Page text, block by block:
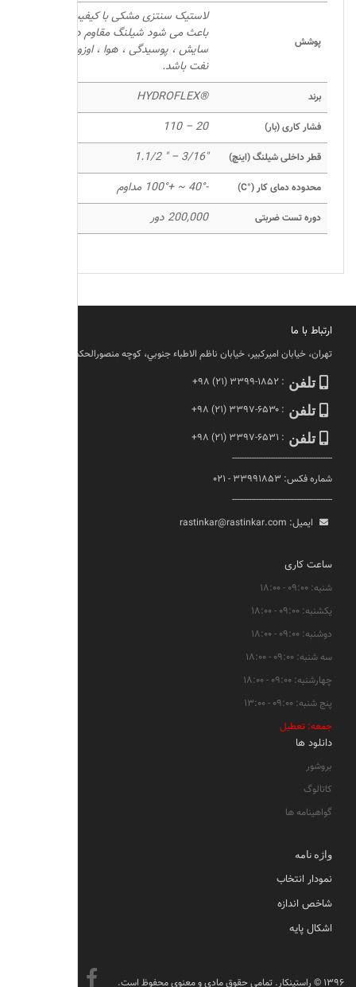
پوشش
لاستیک سنتزی مشکی با کیفیت بالا که
باعث می شود شیلنگ مقاوم در برابر
سایش ، پوسیدگی ، هوا ، اوزون ، برش و
نفت باشد.
برند ®HYDROFLEX
فشار کاری (بار) 20 – 110
قطر داخلی شیلنگ (اینچ) "3/16 – " 1.1/2
محدوده دمای کار (°C) -40° ~ +100° مداوم
دوره تست ضربتی 200,000 دور
ارتباط با ما
تهران، خيابان اميركبير، خيابان ناظم الاطباء جنوبي، كوچه منصورالحكما، پلاك ١١
تلفن : +۹۸ (۲۱) ۳۳۹۹-۱۸۵۲
تلفن : +۹۸ (۲۱) ۳۳۹۷-۶۵۳۰
تلفن : +۹۸ (۲۱) ۳۳۹۷-۶۵۳۱
------------------------------------------
شماره فکس: ۳۳۹۹۱۸۵۳ - ۰۲۱
------------------------------------------
ایمیل: rastinkar@rastinkar.com
ساعت کاری
شنبه: ۰۹:۰۰ - ۱۸:۰۰
یکشنبه: ۰۹:۰۰ - ۱۸:۰۰
دوشنبه: ۰۹:۰۰ - ۱۸:۰۰
سه شنبه: ۰۹:۰۰ - ۱۸:۰۰
چهارشنبه: ۰۹:۰۰ - ۱۸:۰۰
پنج شنبه: ۰۹:۰۰ - ۱۳:۰۰
جمعه: تعطیل
دانلود ها
بروشور
کاتالوگ
گواهینامه ها
واژه نامه
نمودار انتخاب
شاخص اندازه
اشکال پایه
۱۳۹۶ © راستینکار. تمامی حقوق مادی و معنوی محفوظ است.